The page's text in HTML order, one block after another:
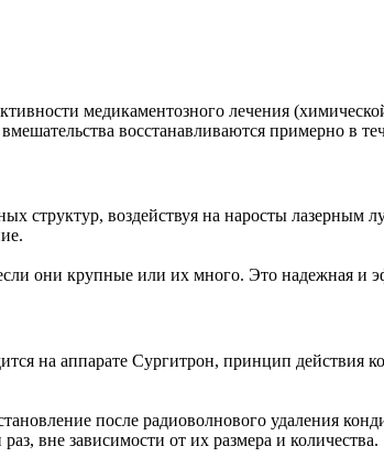
медикаментозного лечения
восстанавливаются примерно в
структур, воздействуя на наросты
они крупные или их много. Это надежная и
на аппарате Сургитрон, принцип действия
после радиоволнового удаления
вне зависимости от их размера и количества.